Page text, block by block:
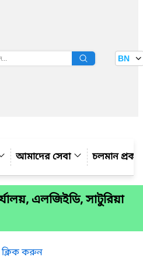
বাতায়ন BN
আমাদের সেবা চলমান
এলজিইডি, সাটুরিয়া
ক্লিক করুন